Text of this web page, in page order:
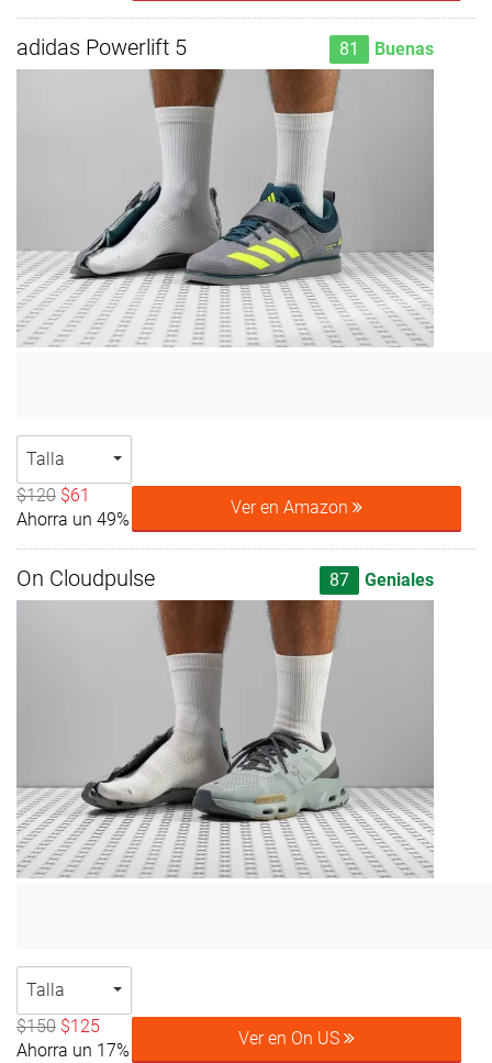
adidas Powerlift 5 81 Buenas
Talla
$120 $61
Ahorra un 49%
Ver en Amazon
On Cloudpulse 87 Geniales
Talla
$150 $125
Ahorra un 17%
Ver en On US